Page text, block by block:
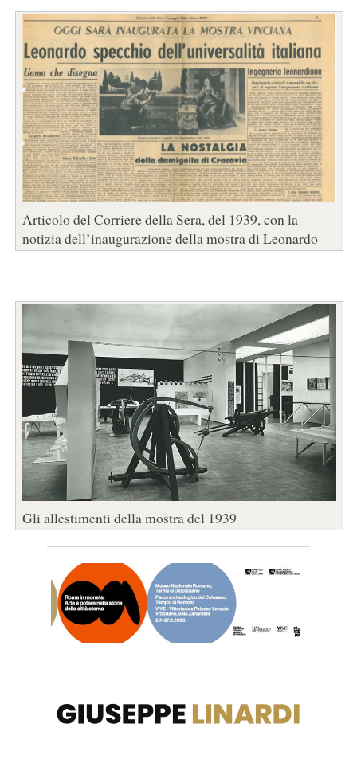
Articolo del Corriere della Sera, del 1939, con la
notizia dell’inaugurazione della mostra di Leonardo
Gli allestimenti della mostra del 1939